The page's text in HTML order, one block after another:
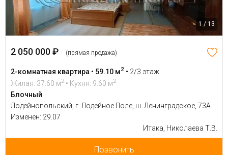
1 / 13
2 050 000 ₽ (прямая продажа)
2-комнатная квартира • 59.10 м2 • 2/3 этаж
Жилая: 37.60 м2 • Кухня: 9.60 м2
Блочный
Лодейнопольский, г. Лодейное Поле, ш. Ленинградское, 73А
Изменен: 29.07
Итака, Николаева Т.В.
Позвонить